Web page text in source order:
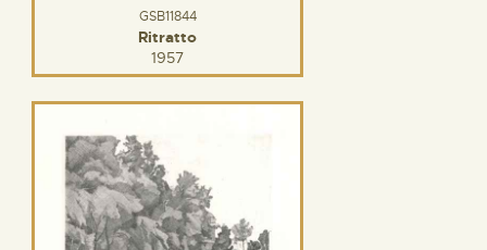
GSB11844
Ritratto
1957